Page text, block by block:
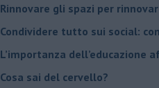
​Rinnovare gli spazi per
​Condividere tutto sui social:
​L’importanza dell’educazione
​Cosa sai del cervello?